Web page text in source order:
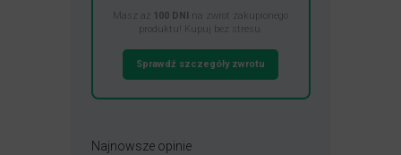
Masz aż 100 DNI na zwrot zakupionego
produktu! Kupuj bez stresu.
Sprawdź szczegóły zwrotu
Najnowsze opinie